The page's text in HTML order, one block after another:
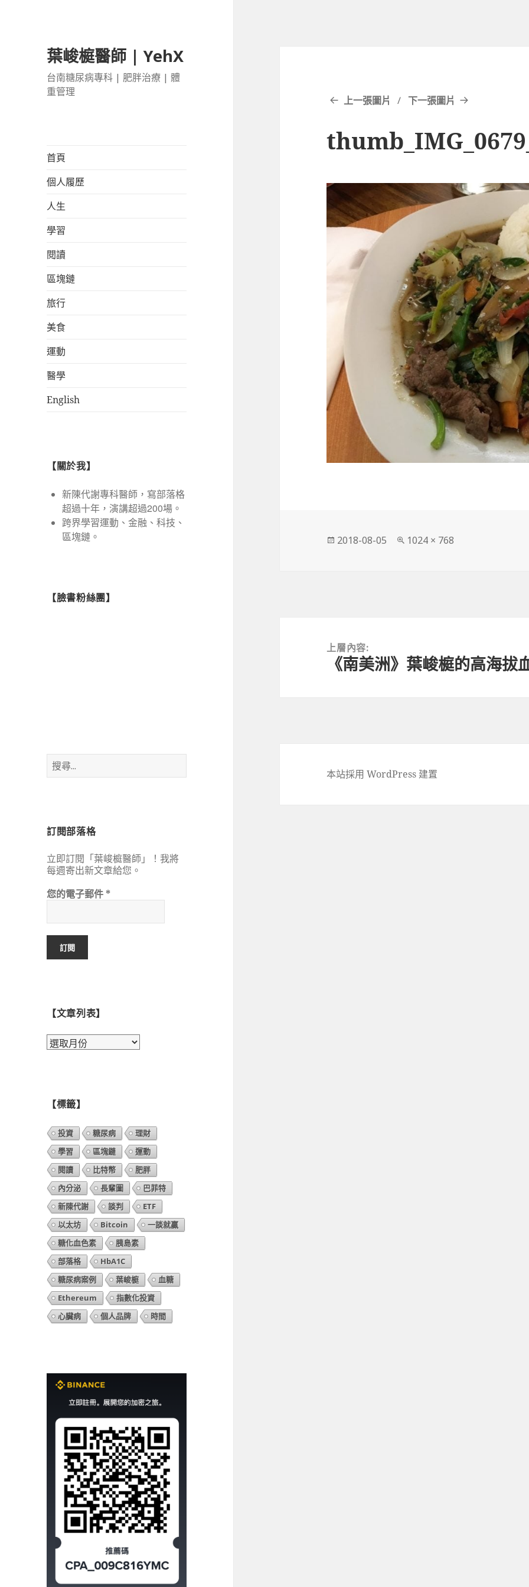
葉峻榳醫師 | YehX
台南糖尿病專科 | 肥胖治療 | 體
重管理
首頁
個人履歷
人生
學習
閱讀
區塊鏈
旅行
美食
運動
醫學
English
【關於我】
新陳代謝專科醫師，寫部落格
超過十年，演講超過200場。
跨界學習運動、金融、科技、
區塊鏈。
【臉書粉絲團】
搜
尋
訂閱部落格
立即訂閱「葉峻榳醫師」！我將
每週寄出新文章給您。
您的電子郵件*
【文章列表】
【文
【標籤】
投資 糖尿病
理財
學習
區塊鏈
運動
閱讀
比特幣
肥胖
內分泌
長輩圖
巴菲特
新陳代謝
談判
ETF
以太坊
Bitcoin
一談就贏
糖化血色素
胰島素
部落格
HbA1C
糖尿病案例
葉峻榳
血糖
Ethereum
指數化投資
心臟病
個人品牌 時間
上一張圖片 下一張圖片
發
2018-08-05
完
1024 × 768
上層內容:
《南美洲》葉峻榳的高海拔
本站採用 WordPress 建置